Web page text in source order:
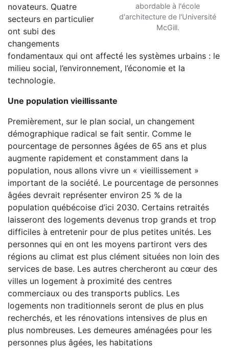
abordable à l'école
d'architecture de l'Université
McGill.
novateurs. Quatre
secteurs en particulier
ont subi des
changements
fondamentaux qui ont affecté les systèmes urbains : le
milieu social, l’environnement, l’économie et la
technologie.
Une population vieillissante
Premièrement, sur le plan social, un changement
démographique radical se fait sentir. Comme le
pourcentage de personnes âgées de 65 ans et plus
augmente rapidement et constamment dans la
population, nous allons vivre un « vieillissement »
important de la société. Le pourcentage de personnes
âgées devrait représenter environ 25 % de la
population québécoise d’ici 2030. Certains retraités
laisseront des logements devenus trop grands et trop
difficiles à entretenir pour de plus petites unités. Les
personnes qui en ont les moyens partiront vers des
régions au climat est plus clément situées non loin des
services de base. Les autres chercheront au cœur des
villes un logement à proximité des centres
commerciaux ou des transports publics. Les
logements non traditionnels seront de plus en plus
recherchés, et les rénovations intensives de plus en
plus nombreuses. Les demeures aménagées pour les
personnes plus âgées, les habitations